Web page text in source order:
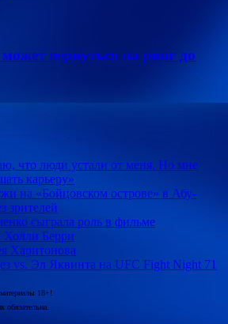
вернуться на ринг до
что люди устали от меня. Но мне
карьеру»
на «Бойцовском острове» в Абу-
зрителей
сыграла роль в фильме
Холли Берри
Харитонова
vs. Эл Яквинта на UFC Fight Night 71
18+!
обязательна.